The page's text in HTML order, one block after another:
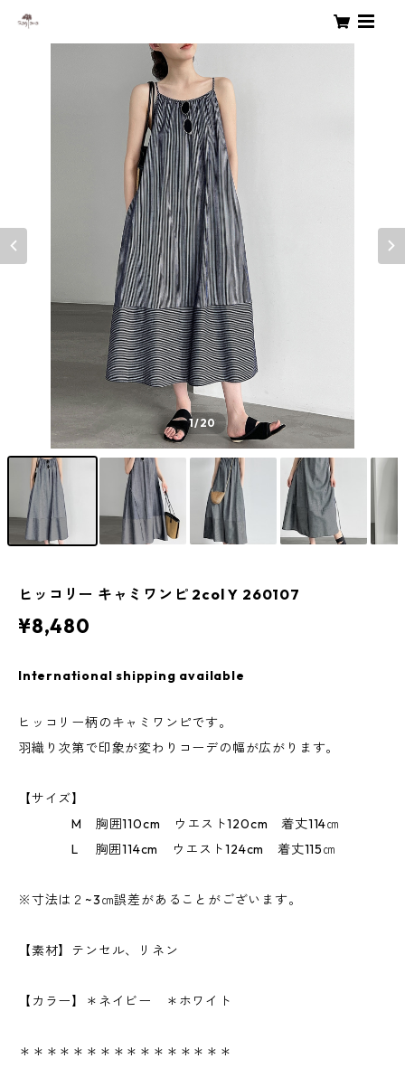
1/20
ヒッコリー キャミワンピ 2col Y 260107
¥8,480
International shipping available
ヒッコリー柄のキャミワンピです。
羽織り次第で印象が変わりコーデの幅が広がります。
【サイズ】
M 胸囲110cm ウエスト120cm 着丈114㎝
L 胸囲114cm ウエスト124cm 着丈115㎝
※寸法は２~3㎝誤差があることがございます。
【素材】テンセル、リネン
【カラー】＊ネイビー ＊ホワイト
＊＊＊＊＊＊＊＊＊＊＊＊＊＊＊＊